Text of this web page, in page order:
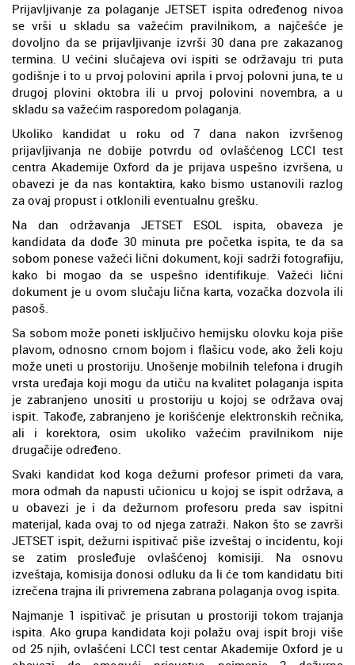
Prijavljivanje za polaganje JETSET ispita određenog nivoa
se vrši u skladu sa važećim pravilnikom, a najčešće je
dovoljno da se prijavljivanje izvrši 30 dana pre zakazanog
termina. U većini slučajeva ovi ispiti se održavaju tri puta
godišnje i to u prvoj polovini aprila i prvoj polovni juna, te u
drugoj plovini oktobra ili u prvoj polovini novembra, a u
skladu sa važećim rasporedom polaganja.
Ukoliko kandidat u roku od 7 dana nakon izvršenog
prijavljivanja ne dobije potvrdu od ovlašćenog LCCI test
centra Akademije Oxford da je prijava uspešno izvršena, u
obavezi je da nas kontaktira, kako bismo ustanovili razlog
za ovaj propust i otklonili eventualnu grešku.
Na dan održavanja JETSET ESOL ispita, obaveza je
kandidata da dođe 30 minuta pre početka ispita, te da sa
sobom ponese važeći lični dokument, koji sadrži fotografiju,
kako bi mogao da se uspešno identifikuje. Važeći lični
dokument je u ovom slučaju lična karta, vozačka dozvola ili
pasoš.
Sa sobom može poneti isključivo hemijsku olovku koja piše
plavom, odnosno crnom bojom i flašicu vode, ako želi koju
može uneti u prostoriju. Unošenje mobilnih telefona i drugih
vrsta uređaja koji mogu da utiču na kvalitet polaganja ispita
je zabranjeno unositi u prostoriju u kojoj se održava ovaj
ispit. Takođe, zabranjeno je korišćenje elektronskih rečnika,
ali i korektora, osim ukoliko važećim pravilnikom nije
drugačije određeno.
Svaki kandidat kod koga dežurni profesor primeti da vara,
mora odmah da napusti učionicu u kojoj se ispit održava, a
u obavezi je i da dežurnom profesoru preda sav ispitni
materijal, kada ovaj to od njega zatraži. Nakon što se završi
JETSET ispit, dežurni ispitivač piše izveštaj o incidentu, koji
se zatim prosleđuje ovlašćenoj komisiji. Na osnovu
izveštaja, komisija donosi odluku da li će tom kandidatu biti
izrečena trajna ili privremena zabrana polaganja ovog ispita.
Najmanje 1 ispitivač je prisutan u prostoriji tokom trajanja
ispita. Ako grupa kandidata koji polažu ovaj ispit broji više
od 25 njih, ovlašćeni LCCI test centar Akademije Oxford je u